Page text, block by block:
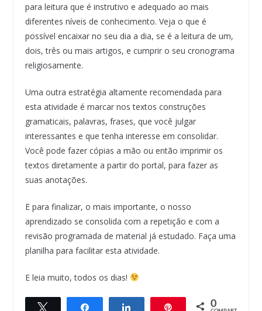
para leitura que é instrutivo e adequado ao mais
diferentes níveis de conhecimento. Veja o que é
possível encaixar no seu dia a dia, se é a leitura de um,
dois, três ou mais artigos, e cumprir o seu cronograma
religiosamente.
Uma outra estratégia altamente recomendada para
esta atividade é marcar nos textos construções
gramaticais, palavras, frases, que você julgar
interessantes e que tenha interesse em consolidar.
Você pode fazer cópias a mão ou então imprimir os
textos diretamente a partir do portal, para fazer as
suas anotações.
E para finalizar, o mais importante, o nosso
aprendizado se consolida com a repetição e com a
revisão programada de material já estudado. Faça uma
planilha para facilitar esta atividade.
E leia muito, todos os dias!
Compartilhar Compartilhar 0